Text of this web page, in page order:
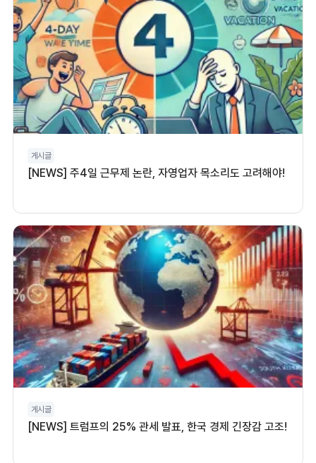
게시글
[NEWS] 주4일 근무제 논란, 자영업자 목소리도 고려해야!
게시글
[NEWS] 트럼프의 25% 관세 발표, 한국 경제 긴장감 고조!